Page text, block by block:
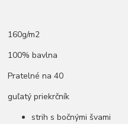
160g/m2
100% bavlna
Pratelné na 40
guľatý priekrčník
strih s bočnými švami